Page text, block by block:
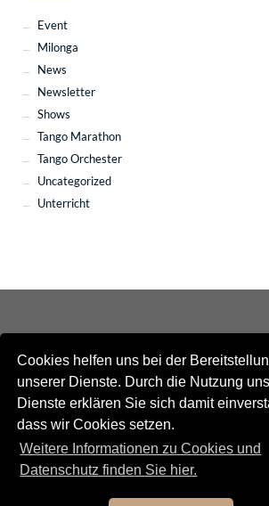
Cookies helfen uns bei der
unserer Dienste. Durch die Nutzung
Dienste erklären Sie sich damit
dass wir Cookies setzen.
Weitere Informationen zu Cookies und
Datenschutz finden Sie hier.
Event
Milonga
News
Newsletter
Shows
Tango Marathon
Tango Orchester
Uncategorized
Unterricht
Kontakt
Newsletteranmeldung
Newsletterabmeldung
TANGO maldito